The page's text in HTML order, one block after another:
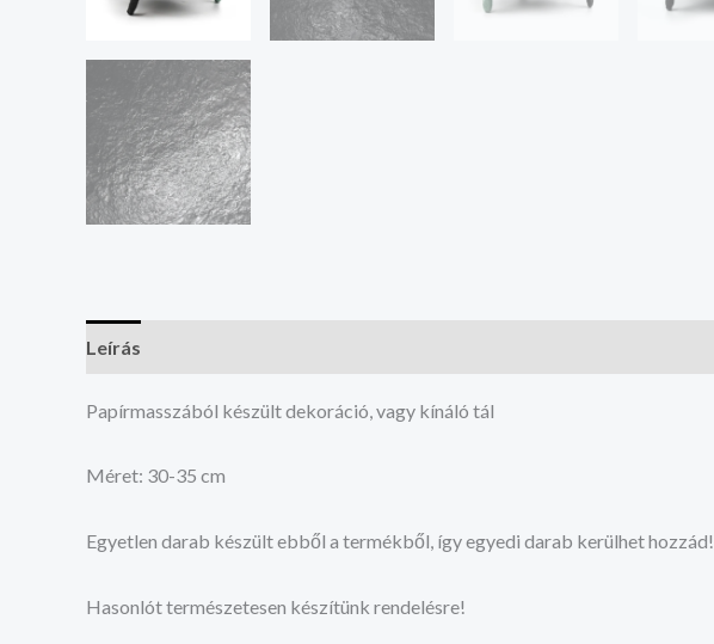
Leírás
Papírmasszából készült dekoráció, vagy kínáló tál
Méret: 30-35 cm
Egyetlen darab készült ebből a termékből, így egyedi darab kerülhet hozzád!
Hasonlót természetesen készítünk rendelésre!